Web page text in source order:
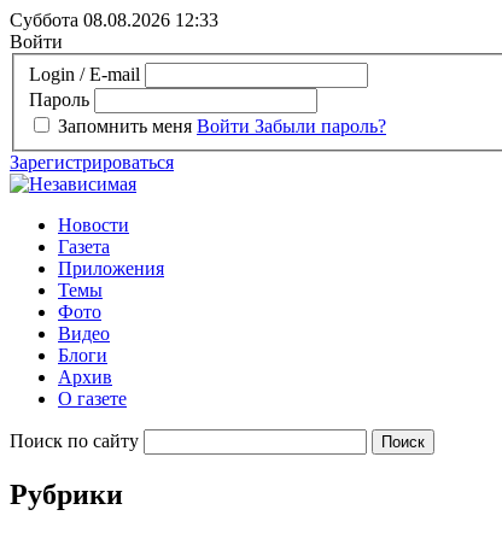
Суббота 08.08.2026 12:33
Войти
Login / E-mail
Пароль
Запомнить меня Войти Забыли пароль?
Зарегистрироваться
Новости
Газета
Приложения
Темы
Фото
Видео
Блоги
Архив
О газете
Поиск по сайту
Рубрики